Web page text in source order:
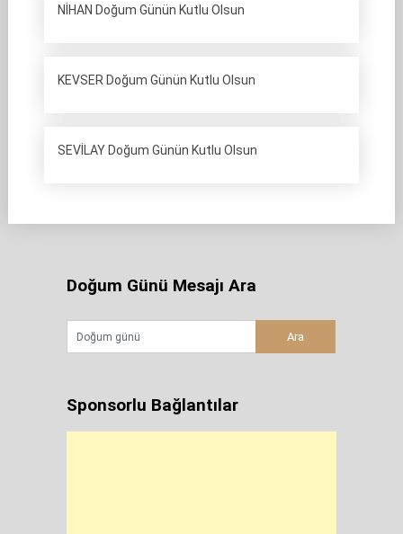
NİHAN Doğum Günün Kutlu Olsun
KEVSER Doğum Günün Kutlu Olsun
SEVİLAY Doğum Günün Kutlu Olsun
Doğum Günü Mesajı Ara
Sponsorlu Bağlantılar